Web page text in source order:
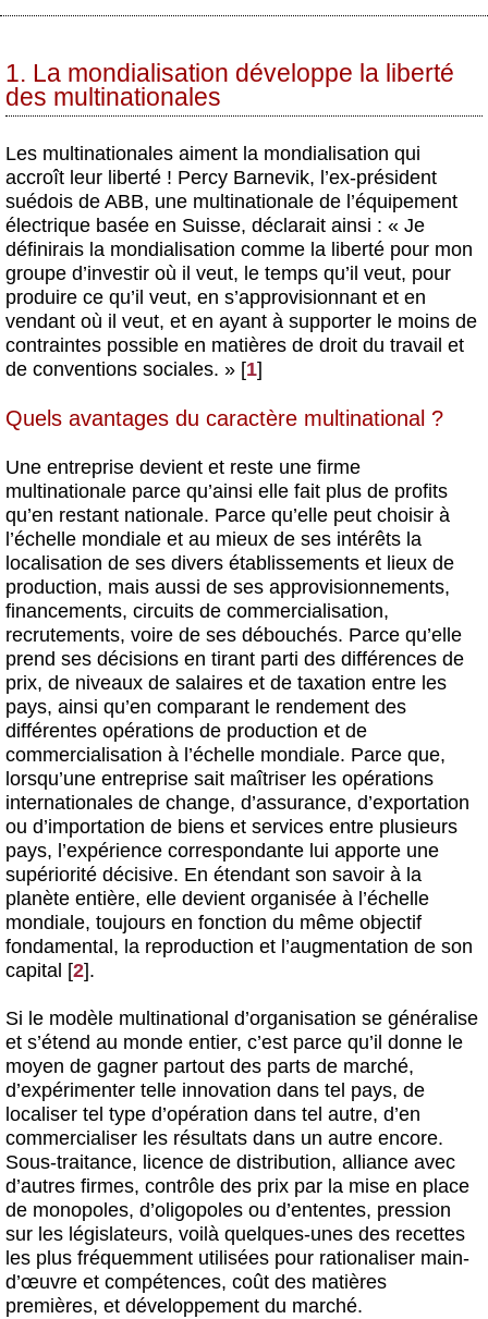
1. La mondialisation développe la liberté
des multinationales
Les multinationales aiment la mondialisation qui
accroît leur liberté ! Percy Barnevik, l’ex-président
suédois de ABB, une multinationale de l’équipement
électrique basée en Suisse, déclarait ainsi : « Je
définirais la mondialisation comme la liberté pour mon
groupe d’investir où il veut, le temps qu’il veut, pour
produire ce qu’il veut, en s’approvisionnant et en
vendant où il veut, et en ayant à supporter le moins de
contraintes possible en matières de droit du travail et
de conventions sociales. » [1]
Quels avantages du caractère multinational ?
Une entreprise devient et reste une firme
multinationale parce qu’ainsi elle fait plus de profits
qu’en restant nationale. Parce qu’elle peut choisir à
l’échelle mondiale et au mieux de ses intérêts la
localisation de ses divers établissements et lieux de
production, mais aussi de ses approvisionnements,
financements, circuits de commercialisation,
recrutements, voire de ses débouchés. Parce qu’elle
prend ses décisions en tirant parti des différences de
prix, de niveaux de salaires et de taxation entre les
pays, ainsi qu’en comparant le rendement des
différentes opérations de production et de
commercialisation à l’échelle mondiale. Parce que,
lorsqu’une entreprise sait maîtriser les opérations
internationales de change, d’assurance, d’exportation
ou d’importation de biens et services entre plusieurs
pays, l’expérience correspondante lui apporte une
supériorité décisive. En étendant son savoir à la
planète entière, elle devient organisée à l’échelle
mondiale, toujours en fonction du même objectif
fondamental, la reproduction et l’augmentation de son
capital [2].
Si le modèle multinational d’organisation se généralise
et s’étend au monde entier, c’est parce qu’il donne le
moyen de gagner partout des parts de marché,
d’expérimenter telle innovation dans tel pays, de
localiser tel type d’opération dans tel autre, d’en
commercialiser les résultats dans un autre encore.
Sous-traitance, licence de distribution, alliance avec
d’autres firmes, contrôle des prix par la mise en place
de monopoles, d’oligopoles ou d’ententes, pression
sur les législateurs, voilà quelques-unes des recettes
les plus fréquemment utilisées pour rationaliser main-
d’œuvre et compétences, coût des matières
premières, et développement du marché.